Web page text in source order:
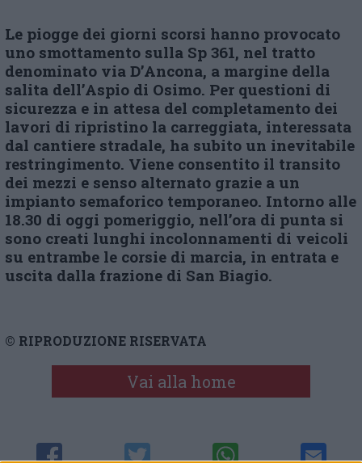
Le piogge dei giorni scorsi hanno provocato
uno smottamento sulla Sp 361, nel tratto
denominato via D’Ancona, a margine della
salita dell’Aspio di Osimo. Per questioni di
sicurezza e in attesa del completamento dei
lavori di ripristino la carreggiata, interessata
dal cantiere stradale, ha subito un inevitabile
restringimento. Viene consentito il transito
dei mezzi e senso alternato grazie a un
impianto semaforico temporaneo. Intorno alle
18.30 di oggi pomeriggio, nell’ora di punta si
sono creati lunghi incolonnamenti di veicoli
su entrambe le corsie di marcia, in entrata e
uscita dalla frazione di San Biagio.
© RIPRODUZIONE RISERVATA
Vai alla home